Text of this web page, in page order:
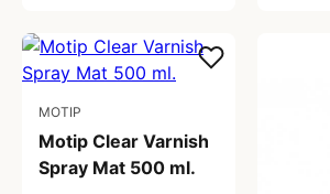
MOTIP
Motip Clear Varnish
Spray Mat 500 ml.